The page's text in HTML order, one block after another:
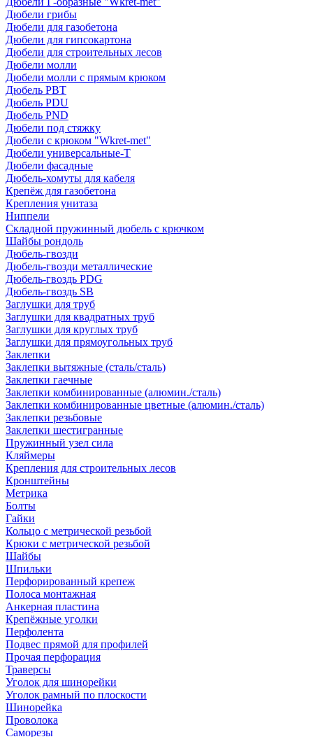
Дюбели грибы
Дюбели для газобетона
Дюбели для гипсокартона
Дюбели для строительных лесов
Дюбели молли
Дюбели молли с прямым крюком
Дюбель PBT
Дюбель PDU
Дюбель PND
Дюбели под стяжку
Дюбели с крюком "Wkret-met"
Дюбели универсальные-Т
Дюбели фасадные
Дюбель-хомуты для кабеля
Крепёж для газобетона
Крепления унитаза
Ниппели
Складной пружинный дюбель с крючком
Шайбы рондоль
Дюбель-гвозди
Дюбель-гвозди металлические
Дюбель-гвоздь PDG
Дюбель-гвоздь SB
Заглушки для труб
Заглушки для квадратных труб
Заглушки для круглых труб
Заглушки для прямоугольных труб
Заклепки
Заклепки вытяжные (сталь/сталь)
Заклепки гаечные
Заклепки комбинированные (алюмин./сталь)
Заклепки комбинированные цветные (алюмин./сталь)
Заклепки резьбовые
Заклепки шестигранные
Пружинный узел сила
Кляймеры
Крепления для строительных лесов
Кронштейны
Метрика
Болты
Гайки
Кольцо с метрической резьбой
Крюки с метрической резьбой
Шайбы
Шпильки
Перфорированный крепеж
Полоса монтажная
Анкерная пластина
Крепёжные уголки
Перфолента
Подвес прямой для профилей
Прочая перфорация
Траверсы
Уголок для шинорейки
Уголок рамный по плоскости
Шинорейка
Проволока
Саморезы